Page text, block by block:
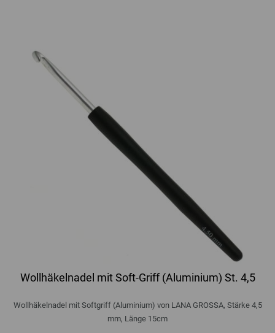
Wollhäkelnadel mit Soft-Griff (Aluminium) St. 4,5
Wollhäkelnadel mit Softgriff (Aluminium) von LANA GROSSA, Stärke 4,5
mm, Länge 15cm